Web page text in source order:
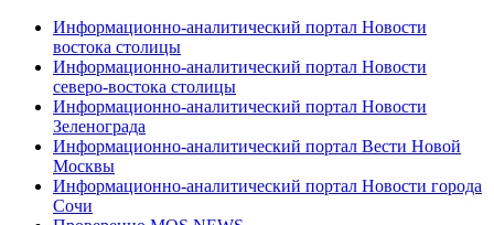
Информационно-аналитический портал Новости
востока столицы
Информационно-аналитический портал Новости
северо-востока столицы
Информационно-аналитический портал Новости
Зеленограда
Информационно-аналитический портал Вести Новой
Москвы
Информационно-аналитический портал Новости города
Сочи